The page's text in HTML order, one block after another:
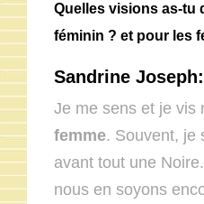
Quelles visions as-tu
féminin ? et pour les
Sandrine Joseph:
Je me sens et je vis
femme. Souvent, je
avant tout une
nous en soyons